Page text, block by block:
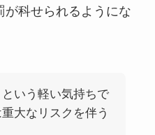
が科せられるようにな
という軽い気持ちで
大なリスクを伴う